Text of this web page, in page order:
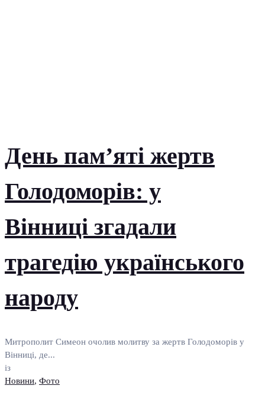
День пам’яті жертв
Голодоморів: у
Вінниці згадали
трагедію українського
народу
Митрополит Симеон очолив молитву за жертв Голодоморів у
Вінниці, де...
із
Новини, Фото